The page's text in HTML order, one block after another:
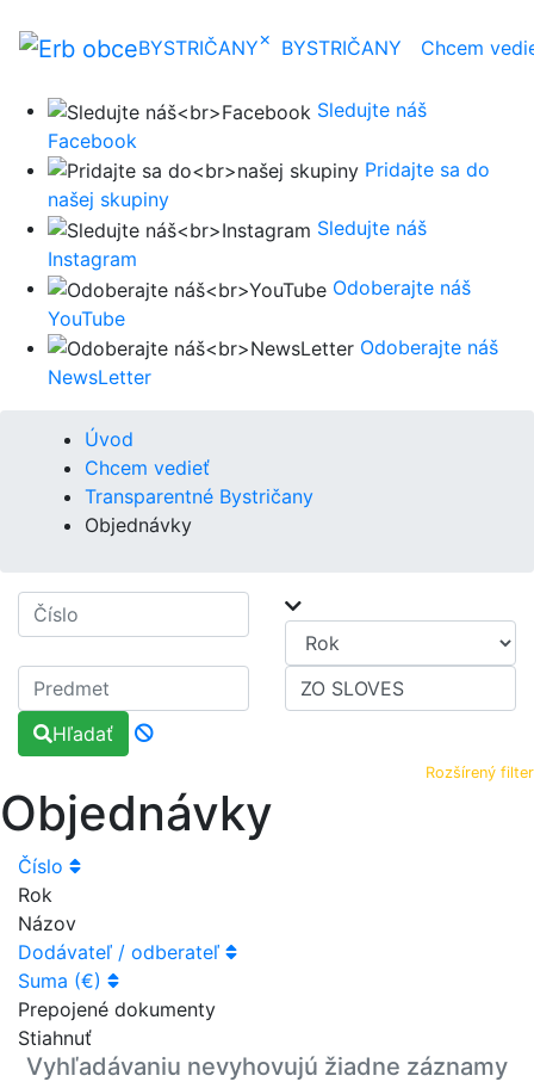
BYSTRIČANY× BYSTRIČANY Chcem
Sledujte náš
Facebook
Pridajte sa do
našej skupiny
Sledujte náš
Instagram
Odoberajte náš
YouTube
Odoberajte náš
NewsLetter
Úvod
Chcem vedieť
Transparentné Bystričany
Objednávky
Hľadať
Rozšírený filter
Objednávky
Číslo
Rok
Názov
Dodávateľ / odberateľ
Suma (€)
Prepojené dokumenty
Stiahnuť
Vyhľadávaniu nevyhovujú žiadne záznamy